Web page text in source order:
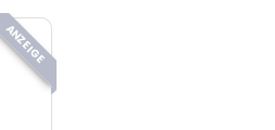
ANZEIGE